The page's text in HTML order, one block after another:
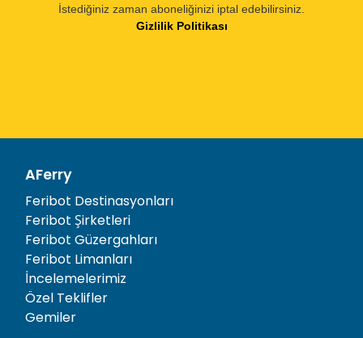
İstediğiniz zaman aboneliğinizi iptal edebilirsiniz.
Gizlilik Politikası
AFerry
Feribot Destinasyonları
Feribot Şirketleri
Feribot Güzergahları
Feribot Limanları
İncelemelerimiz
Özel Teklifler
Gemiler